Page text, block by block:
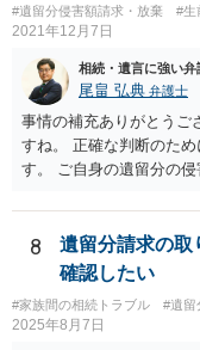
#遺留分侵害額請求・放棄 #生
2021年12月7日
相続・遺言に強い弁
尾畠 弘典 弁護士
事情の補充ありがとうご
すね。 正確な判断のた
す。 ご自身の遺留分の
相談されるのが良いと思
8
遺留分請求の取
確認したい
#家族間の相続トラブル #遺留
2025年8月7日